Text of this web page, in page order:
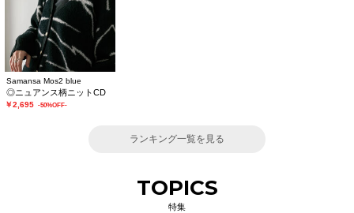
Samansa Mos2 blue
◎ニュアンス柄ニットCD
￥2,695 -50%OFF-
ランキング一覧を見る
TOPICS
特集